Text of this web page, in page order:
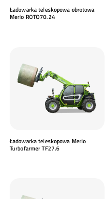
Ładowarka teleskopowa obrotowa
Merlo ROTO70.24
Ładowarka teleskopowa Merlo
Turbofarmer TF27.6